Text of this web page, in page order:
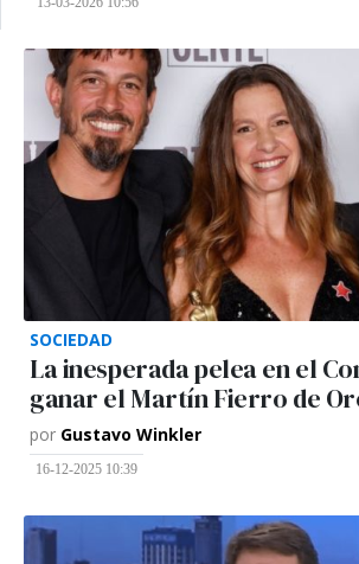
SOCIEDAD
La inesperada pelea en el
ganar el Martín Fierro de
por Gustavo Winkler
16-12-2025 10:39